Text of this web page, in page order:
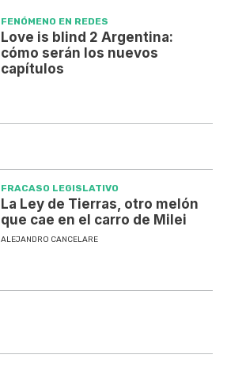
FENÓMENO EN REDES
Love is blind 2 Argentina:
cómo serán los nuevos
capítulos
FRACASO LEGISLATIVO
La Ley de Tierras, otro melón
que cae en el carro de Milei
ALEJANDRO CANCELARE